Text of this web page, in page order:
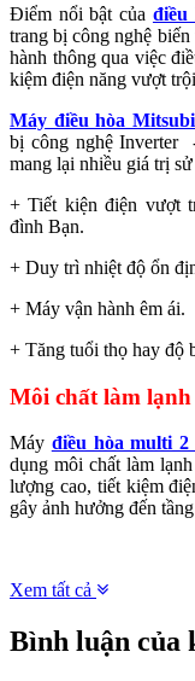
Điểm nổi bật của điều
trang bị công nghệ
hành thông qua việc
kiệm điện năng vượt
Máy điều hòa
bị công nghệ Inverter
mang lại nhiều giá trị
+ Tiết kiện điện vượt
đình Bạn.
+ Duy trì nhiệt độ ổn
+ Máy vận hành êm ái.
+ Tăng tuổi thọ hay độ
Môi chất làm
Máy điều hòa multi 2
dụng môi chất làm
lượng cao, tiết kiệm
gây ảnh hưởng đến
Xem tất cả
Bình luận của